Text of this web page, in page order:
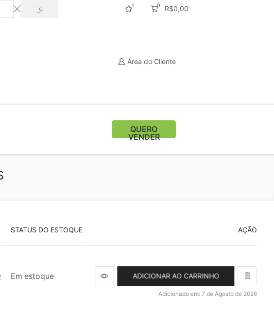
PROCURAR
1 0 R$0,00
Área do Cliente
QUERO
VENDER
STATUS DO ESTOQUE AÇÃO
O
Em estoque ADICIONAR AO CARRINHO
Adicionado em: 7 de Agosto de 2026